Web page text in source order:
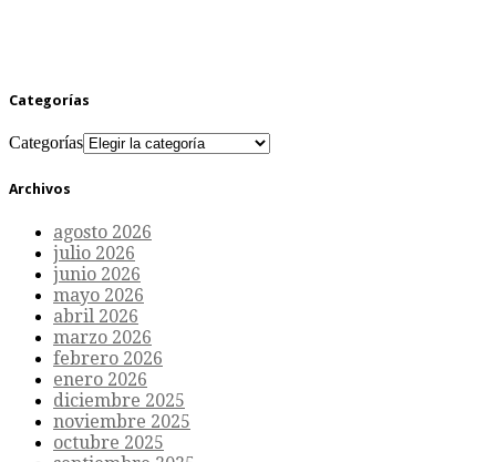
Categorías
Categorías
Archivos
agosto 2026
julio 2026
junio 2026
mayo 2026
abril 2026
marzo 2026
febrero 2026
enero 2026
diciembre 2025
noviembre 2025
octubre 2025